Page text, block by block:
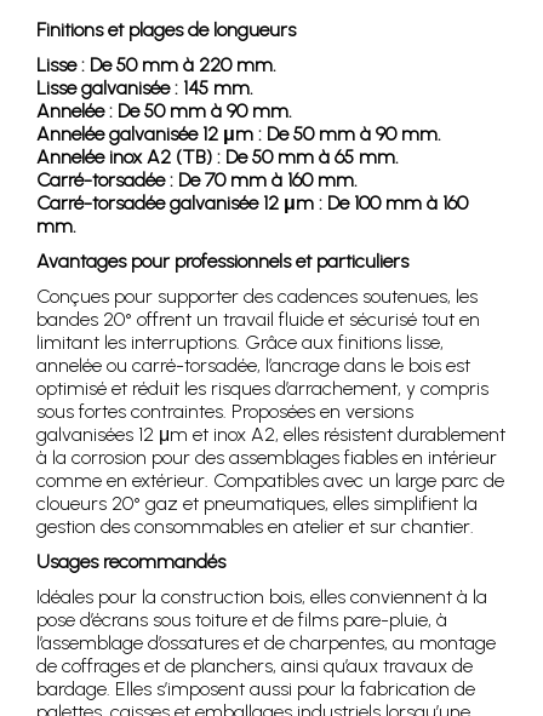
Finitions et plages de longueurs
Lisse : De 50 mm à 220 mm.
Lisse galvanisée : 145 mm.
Annelée : De 50 mm à 90 mm.
Annelée galvanisée 12 μm : De 50 mm à 90 mm.
Annelée inox A2 (TB) : De 50 mm à 65 mm.
Carré-torsadée : De 70 mm à 160 mm.
Carré-torsadée galvanisée 12 μm : De 100 mm à 160
mm.
Avantages pour professionnels et particuliers
Conçues pour supporter des cadences soutenues, les
bandes 20° offrent un travail fluide et sécurisé tout en
limitant les interruptions. Grâce aux finitions lisse,
annelée ou carré-torsadée, l’ancrage dans le bois est
optimisé et réduit les risques d’arrachement, y compris
sous fortes contraintes. Proposées en versions
galvanisées 12 μm et inox A2, elles résistent durablement
à la corrosion pour des assemblages fiables en intérieur
comme en extérieur. Compatibles avec un large parc de
cloueurs 20° gaz et pneumatiques, elles simplifient la
gestion des consommables en atelier et sur chantier.
Usages recommandés
Idéales pour la construction bois, elles conviennent à la
pose d’écrans sous toiture et de films pare-pluie, à
l’assemblage d’ossatures et de charpentes, au montage
de coffrages et de planchers, ainsi qu’aux travaux de
bardage. Elles s’imposent aussi pour la fabrication de
palettes, caisses et emballages industriels lorsqu’une